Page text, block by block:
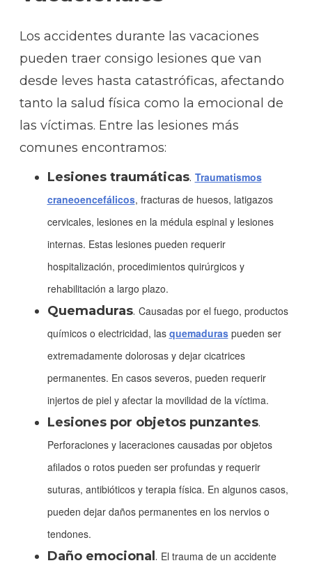
Los accidentes durante las vacaciones
pueden traer consigo lesiones que van
desde leves hasta catastróficas, afectando
tanto la salud física como la emocional de
las víctimas. Entre las lesiones más
comunes encontramos:
Lesiones traumáticas. Traumatismos
craneoencefálicos, fracturas de huesos, latigazos
cervicales, lesiones en la médula espinal y lesiones
internas. Estas lesiones pueden requerir
hospitalización, procedimientos quirúrgicos y
rehabilitación a largo plazo.
Quemaduras. Causadas por el fuego, productos
químicos o electricidad, las quemaduraspueden ser
extremadamente dolorosas y dejar cicatrices
permanentes. En casos severos, pueden requerir
injertos de piel y afectar la movilidad de la víctima.
Lesiones por objetos punzantes.
Perforaciones y laceraciones causadas por objetos
afilados o rotos pueden ser profundas y requerir
suturas, antibióticos y terapia física. En algunos casos,
pueden dejar daños permanentes en los nervios o
tendones.
Daño emocional . El trauma de un accidente